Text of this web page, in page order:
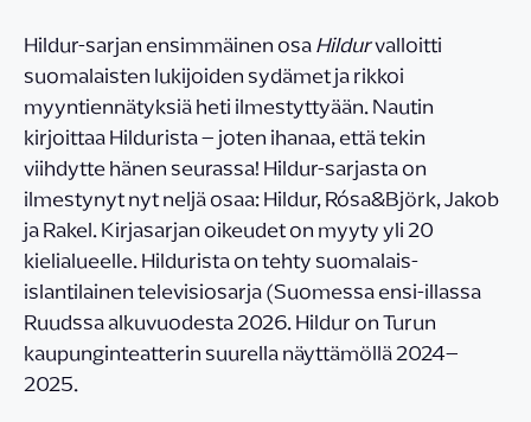
Hildur-sarjan ensimmäinen osaHildurvalloitti
suomalaisten lukijoiden sydämet ja rikkoi
myyntiennätyksiä heti ilmestyttyään. Nautin
kirjoittaa Hildurista – joten ihanaa, että tekin
viihdytte hänen seurassa! Hildur-sarjasta on
ilmestynyt nyt neljä osaa: Hildur, Rósa&Björk, Jakob
ja Rakel. Kirjasarjan oikeudet on myyty yli 20
kielialueelle. Hildurista on tehty suomalais-
islantilainen televisiosarja (Suomessa ensi-illassa
Ruudssa alkuvuodesta 2026. Hildur on Turun
kaupunginteatterin suurella näyttämöllä 2024–
2025.